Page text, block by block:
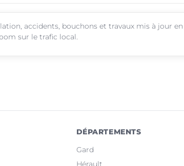
accidents, bouchons et travaux mis à jour en
sur le trafic local.
DÉPARTEMENTS
Gard
Hérault